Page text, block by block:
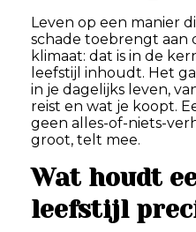
Leven op een manier
schade toebrengt aan
klimaat: dat is in de
leefstijl inhoudt. Het
in je dagelijks leven,
reist en wat je koopt.
geen alles-of-niets-
groot, telt mee.
Wat houdt
leefstijl